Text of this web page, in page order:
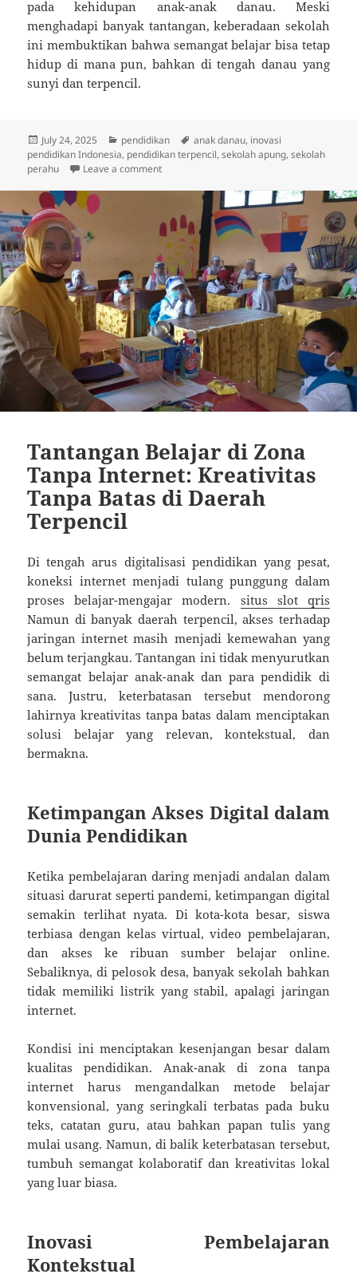
pada kehidupan anak-anak danau. Meski
menghadapi banyak tantangan, keberadaan sekolah
ini membuktikan bahwa semangat belajar bisa tetap
hidup di mana pun, bahkan di tengah danau yang
sunyi dan terpencil.
Posted
on
July 24, 2025 Categories
pendidikan Tags
anak danau, inovasi
pendidikan Indonesia, pendidikan terpencil,sekolah apung,sekolah
perahu
Leave a commenton Sekolah di Atas Perahu: Kisah Anak-
Tantangan Belajar di Zona
Tanpa Internet: Kreativitas
Tanpa Batas di Daerah
Terpencil
Di tengah arus digitalisasi pendidikan yang pesat,
koneksi internet menjadi tulang punggung dalam
proses belajar-mengajar modern. situs slot qris
Namun di banyak daerah terpencil, akses terhadap
jaringan internet masih menjadi kemewahan yang
belum terjangkau. Tantangan ini tidak menyurutkan
semangat belajar anak-anak dan para pendidik di
sana. Justru, keterbatasan tersebut mendorong
lahirnya kreativitas tanpa batas dalam menciptakan
solusi belajar yang relevan, kontekstual, dan
bermakna.
Ketimpangan Akses Digital dalam
Dunia Pendidikan
Ketika pembelajaran daring menjadi andalan dalam
situasi darurat seperti pandemi, ketimpangan digital
semakin terlihat nyata. Di kota-kota besar, siswa
terbiasa dengan kelas virtual, video pembelajaran,
dan akses ke ribuan sumber belajar online.
Sebaliknya, di pelosok desa, banyak sekolah bahkan
tidak memiliki listrik yang stabil, apalagi jaringan
internet.
Kondisi ini menciptakan kesenjangan besar dalam
kualitas pendidikan. Anak-anak di zona tanpa
internet harus mengandalkan metode belajar
konvensional, yang seringkali terbatas pada buku
teks, catatan guru, atau bahkan papan tulis yang
mulai usang. Namun, di balik keterbatasan tersebut,
tumbuh semangat kolaboratif dan kreativitas lokal
yang luar biasa.
Inovasi Pembelajaran
Kontekstual